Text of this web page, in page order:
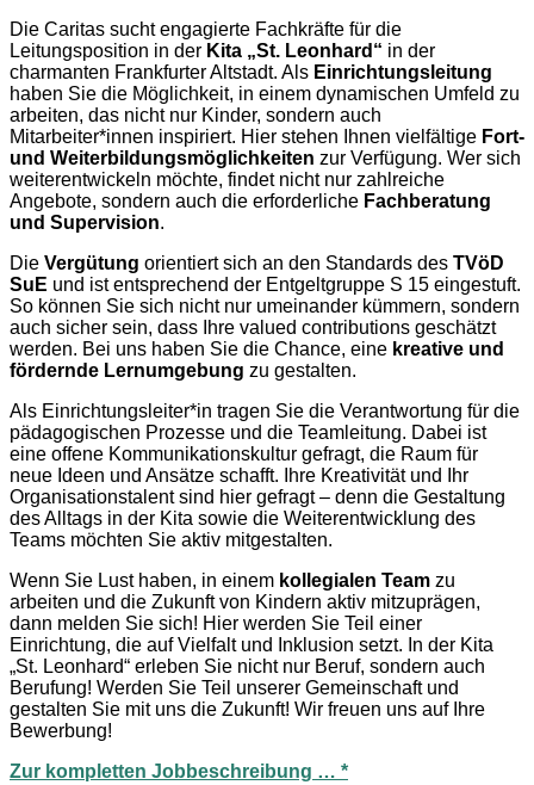
Die Caritas sucht engagierte Fachkräfte für die
Leitungsposition in der Kita „St. Leonhard“ in der
charmanten Frankfurter Altstadt. Als Einrichtungsleitung
haben Sie die Möglichkeit, in einem dynamischen Umfeld zu
arbeiten, das nicht nur Kinder, sondern auch
Mitarbeiter*innen inspiriert. Hier stehen Ihnen vielfältige Fort-
und Weiterbildungsmöglichkeiten zur Verfügung. Wer sich
weiterentwickeln möchte, findet nicht nur zahlreiche
Angebote, sondern auch die erforderliche Fachberatung
und Supervision.
Die Vergütung orientiert sich an den Standards des TVöD
SuE und ist entsprechend der Entgeltgruppe S 15 eingestuft.
So können Sie sich nicht nur umeinander kümmern, sondern
auch sicher sein, dass Ihre valued contributions geschätzt
werden. Bei uns haben Sie die Chance, eine kreative und
fördernde Lernumgebung zu gestalten.
Als Einrichtungsleiter*in tragen Sie die Verantwortung für die
pädagogischen Prozesse und die Teamleitung. Dabei ist
eine offene Kommunikationskultur gefragt, die Raum für
neue Ideen und Ansätze schafft. Ihre Kreativität und Ihr
Organisationstalent sind hier gefragt – denn die Gestaltung
des Alltags in der Kita sowie die Weiterentwicklung des
Teams möchten Sie aktiv mitgestalten.
Wenn Sie Lust haben, in einem kollegialen Team zu
arbeiten und die Zukunft von Kindern aktiv mitzuprägen,
dann melden Sie sich! Hier werden Sie Teil einer
Einrichtung, die auf Vielfalt und Inklusion setzt. In der Kita
„St. Leonhard“ erleben Sie nicht nur Beruf, sondern auch
Berufung! Werden Sie Teil unserer Gemeinschaft und
gestalten Sie mit uns die Zukunft! Wir freuen uns auf Ihre
Bewerbung!
Zur kompletten Jobbeschreibung … *